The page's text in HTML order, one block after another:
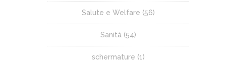
Salute e Welfare (56)
Sanità (54)
schermature (1)